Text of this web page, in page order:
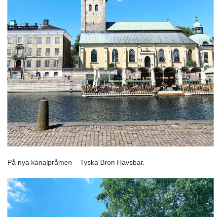
På nya kanalpråmen – Tyska Bron Havsbar.